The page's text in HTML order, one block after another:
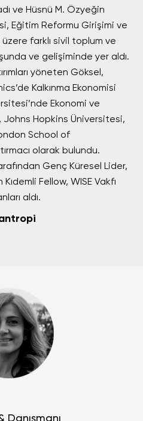
ve Hüsnü M. Özyeğin
Eğitim Reformu Girişimi ve
farklı sivil toplum ve
ve gelişiminde yer aldı.
yöneten Göksel,
Kalkınma Ekonomisi
Ekonomi ve
Johns Hopkins Üniversitesi,
School of
olarak bulundu.
Genç Küresel Lider,
Fellow, WISE Vakfı
aldı.